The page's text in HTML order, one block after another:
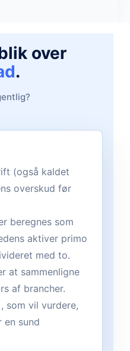
over
.
(også kaldet
overskud før
beregnes som
aktiver primo
med to.
at sammenligne
af brancher.
som vil vurdere,
en sund